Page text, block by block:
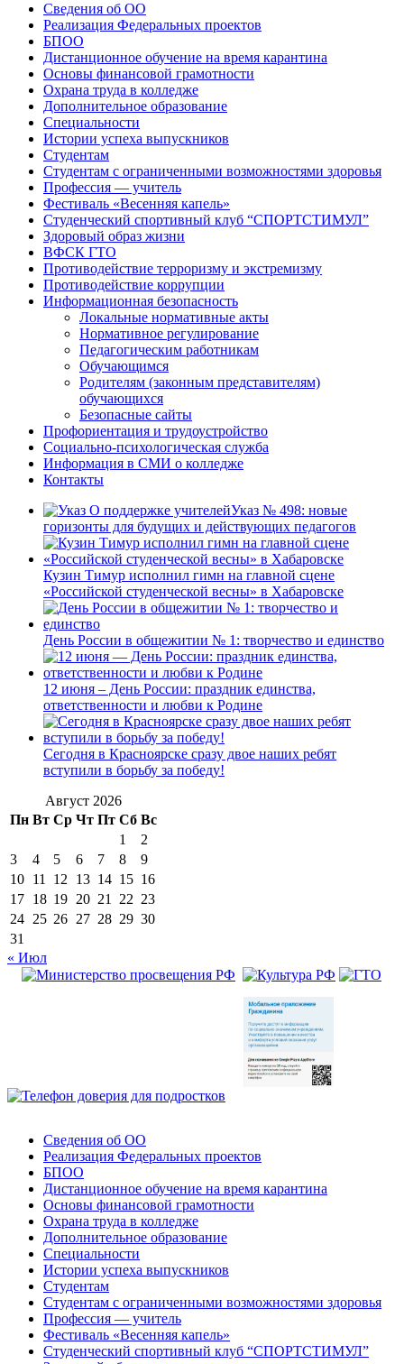
Сведения об ОО
Реализация Федеральных проектов
БПОО
Дистанционное обучение на время карантина
Основы финансовой грамотности
Охрана труда в колледже
Дополнительное образование
Специальности
Истории успеха выпускников
Студентам
Студентам с ограниченными возможностями здоровья
Профессия — учитель
Фестиваль «Весенняя капель»
Студенческий спортивный клуб “СПОРТСТИМУЛ”
Здоровый образ жизни
ВФСК ГТО
Противодействие терроризму и экстремизму
Противодействие коррупции
Информационная безопасность
Локальные нормативные акты
Нормативное регулирование
Педагогическим работникам
Обучающимся
Родителям (законным представителям)
обучающихся
Безопасные сайты
Профориентация и трудоустройство
Социально-психологическая служба
Информация в СМИ о колледже
Контакты
Указ № 498: новые
горизонты для будущих и действующих педагогов
Кузин Тимур исполнил гимн на главной сцене
«Российской студенческой весны» в Хабаровске
День России в общежитии № 1: творчество и единство
12 июня – День России: праздник единства,
ответственности и любви к Родине
Сегодня в Красноярске сразу двое наших ребят
вступили в борьбу за победу!
Август 2026
Пн Вт Ср Чт Пт Сб Вс
1
2
3
4 5 6 7 8
9
10 11 12 13 14 15 16
17 18 19 20 21 22 23
24 25 26 27 28 29 30
31
« Июл
Сведения об ОО
Реализация Федеральных проектов
БПОО
Дистанционное обучение на время карантина
Основы финансовой грамотности
Охрана труда в колледже
Дополнительное образование
Специальности
Истории успеха выпускников
Студентам
Студентам с ограниченными возможностями здоровья
Профессия — учитель
Фестиваль «Весенняя капель»
Студенческий спортивный клуб “СПОРТСТИМУЛ”